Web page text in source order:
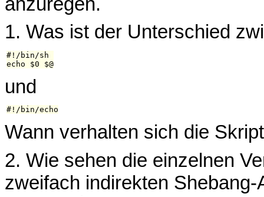
1. Was ist der Unterschied
#!/bin/sh
und
Wann verhalten sich die
2. Wie sehen die einzelnen
zweifach indirekten